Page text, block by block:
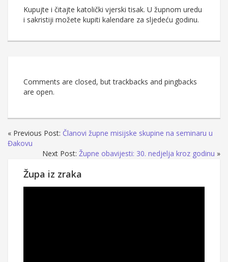
Kupujte i čitajte katolički vjerski tisak. U župnom uredu
i sakristiji možete kupiti kalendare za sljedeću godinu.
Comments are closed, but trackbacks and pingbacks
are open.
« Previous Post: Članovi župne misijske skupine na seminaru u
Đakovu
Next Post: Župne obavijesti: 30. nedjelja kroz godinu »
Župa iz zraka